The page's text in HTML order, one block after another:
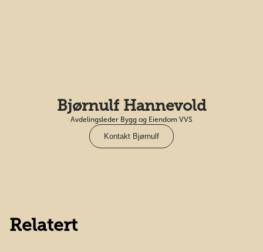
Bjørnulf Hannevold
Avdelingsleder Bygg og Eiendom VVS
Kontakt Bjørnulf
Relatert